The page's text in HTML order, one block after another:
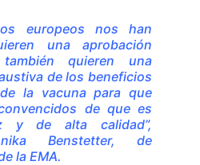
europeos nos han
una aprobación
quieren una
de los beneficios
la vacuna para que
de que es
y de alta calidad”,
Benstetter, de
la EMA.